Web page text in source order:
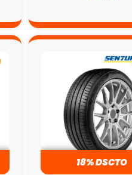
18% DSCTO